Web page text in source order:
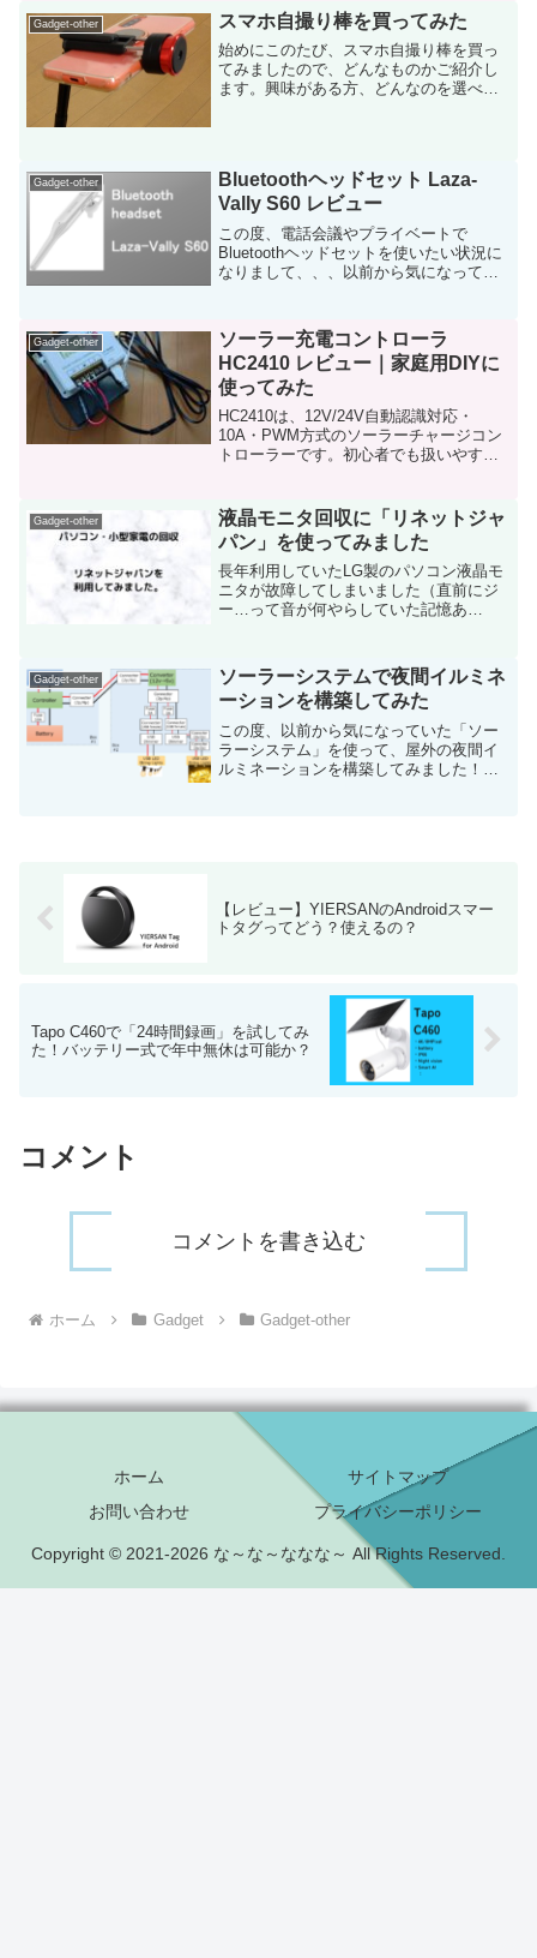
ば「手頃に自宅警備！」でしょう。本記
事では、...
Gadget-other スマホ自撮り棒を買ってみた
始めにこのたび、スマホ自撮り棒を買っ
てみましたので、どんなものかご紹介し
ます。興味がある方、どんなのを選べば
Gadget-other
Bluetoothヘッドセット Laza-
Vally S60 レビュー
この度、電話会議やプライベートで
Bluetoothヘッドセットを使いたい状況に
なりまして、、、以前から気になってい
円を切ります。箱です。本記事では...
Gadget-other
ソーラー充電コントローラ
HC2410 レビュー｜家庭用DIYに
使ってみた
HC2410は、12V/24V自動認識対応・
10A・PWM方式のソーラーチャージコン
トローラーです。初心者でも扱いやすい
のDIYで実際に使用したので、仕様から配
線のコツ...
Gadget-other
液晶モニタ回収に「リネットジャ
パン」を使ってみました
長年利用していたLG製のパソコン液晶モ
ニタが故障してしまいました（直前にジ
ー…って音が何やらしていた記憶あ
終です。どうやって処分しよう？液晶モ
ニタやパソコンなどは自治...
Gadget-other
ソーラーシステムで夜間イルミネ
ーションを構築してみた
この度、以前から気になっていた「ソー
ラーシステム」を使って、屋外の夜間イ
ルミネーションを構築してみました！コ
【レビュー】YIERSANのAndroidスマー
トタグってどう？使えるの？
Tapo C460で「24時間録画」を試してみ
た！バッテリー式で年中無休は可能か？
コメント
コメントを書き込む
ホーム Gadget Gadget-other
ホーム
サイトマップ
お問い合わせ
プライバシーポリシー
Copyright © 2021-2026 な～な～ななな～ All Rights Reserved.